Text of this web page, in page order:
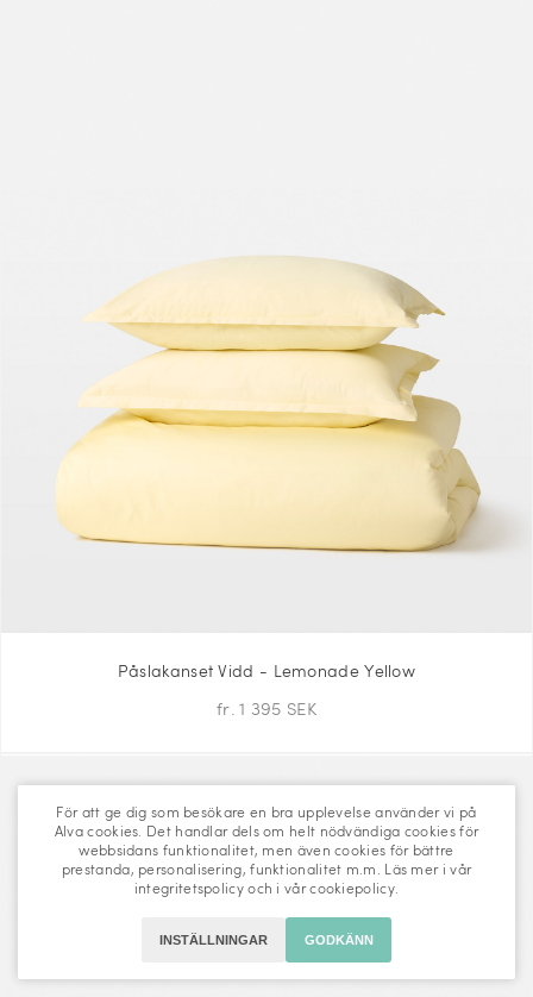
Påslakanset Vidd - Lemonade Yellow
fr. 1 395 SEK
För att ge dig som besökare en bra upplevelse använder vi på
Alva cookies. Det handlar dels om helt nödvändiga cookies för
webbsidans funktionalitet, men även cookies för bättre
prestanda, personalisering, funktionalitet m.m. Läs mer i vår
integritetspolicyoch i vårcookiepolicy.
INSTÄLLNINGAR GODKÄNN